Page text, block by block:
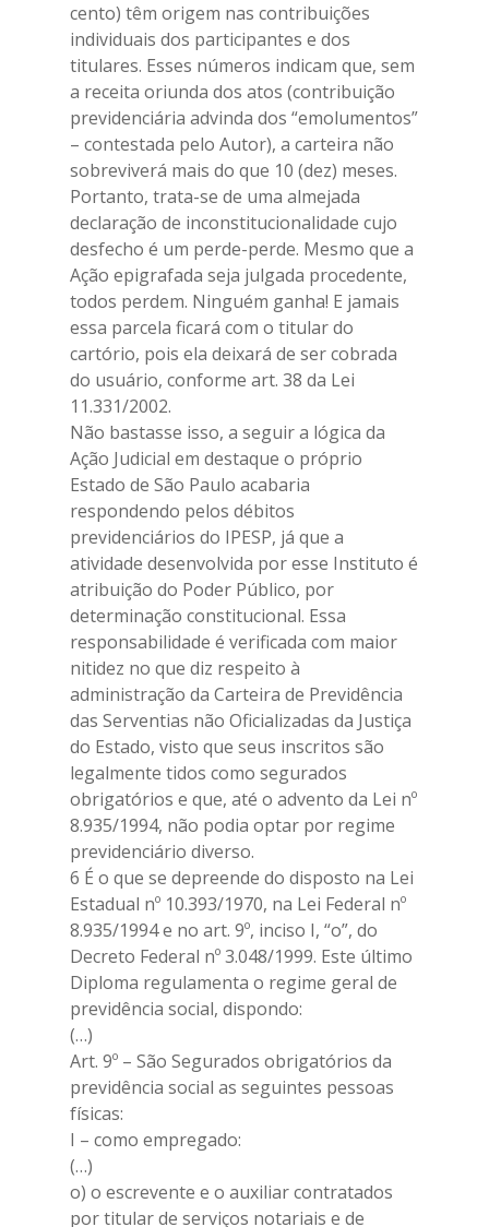
cento) têm origem nas contribuições
individuais dos participantes e dos
titulares. Esses números indicam que, sem
a receita oriunda dos atos (contribuição
previdenciária advinda dos “emolumentos”
– contestada pelo Autor), a carteira não
sobreviverá mais do que 10 (dez) meses.
Portanto, trata-se de uma almejada
declaração de inconstitucionalidade cujo
desfecho é um perde-perde. Mesmo que a
Ação epigrafada seja julgada procedente,
todos perdem. Ninguém ganha! E jamais
essa parcela ficará com o titular do
cartório, pois ela deixará de ser cobrada
do usuário, conforme art. 38 da Lei
11.331/2002.
Não bastasse isso, a seguir a lógica da
Ação Judicial em destaque o próprio
Estado de São Paulo acabaria
respondendo pelos débitos
previdenciários do IPESP, já que a
atividade desenvolvida por esse Instituto é
atribuição do Poder Público, por
determinação constitucional. Essa
responsabilidade é verificada com maior
nitidez no que diz respeito à
administração da Carteira de Previdência
das Serventias não Oficializadas da Justiça
do Estado, visto que seus inscritos são
legalmente tidos como segurados
obrigatórios e que, até o advento da Lei nº
8.935/1994, não podia optar por regime
previdenciário diverso.
6 É o que se depreende do disposto na Lei
Estadual nº 10.393/1970, na Lei Federal nº
8.935/1994 e no art. 9º, inciso I, “o”, do
Decreto Federal nº 3.048/1999. Este último
Diploma regulamenta o regime geral de
previdência social, dispondo:
(…)
Art. 9º – São Segurados obrigatórios da
previdência social as seguintes pessoas
físicas:
I – como empregado:
(…)
o) o escrevente e o auxiliar contratados
por titular de serviços notariais e de